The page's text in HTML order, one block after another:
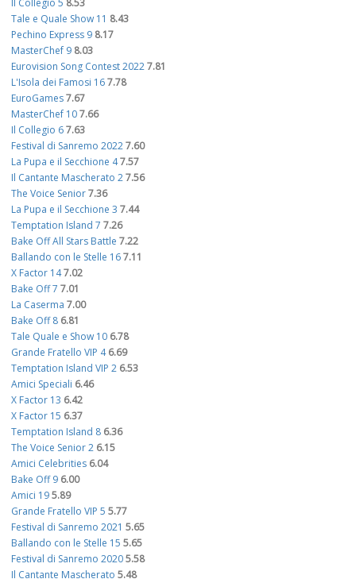
Il Collegio 5 8.53
Tale e Quale Show 11 8.43
Pechino Express 9 8.17
MasterChef 9 8.03
Eurovision Song Contest 20227.81
L'Isola dei Famosi 167.78
EuroGames7.67
MasterChef 107.66
Il Collegio 67.63
Festival di Sanremo 20227.60
La Pupa e il Secchione 47.57
Il Cantante Mascherato 27.56
The Voice Senior7.36
La Pupa e il Secchione 3 7.44
Temptation Island 7 7.26
Bake Off All Stars Battle 7.22
Ballando con le Stelle 167.11
X Factor 147.02
Bake Off 7 7.01
La Caserma 7.00
Bake Off 8 6.81
Tale Quale e Show 10 6.78
Grande Fratello VIP 4 6.69
Temptation Island VIP 2 6.53
Amici Speciali 6.46
X Factor 13 6.42
X Factor 15 6.37
Temptation Island 8 6.36
The Voice Senior 2 6.15
Amici Celebrities 6.04
Bake Off 9 6.00
Amici 195.89
Grande Fratello VIP 5 5.77
Festival di Sanremo 2021 5.65
Ballando con le Stelle 15 5.65
Festival di Sanremo 20205.58
Il Cantante Mascherato 5.48